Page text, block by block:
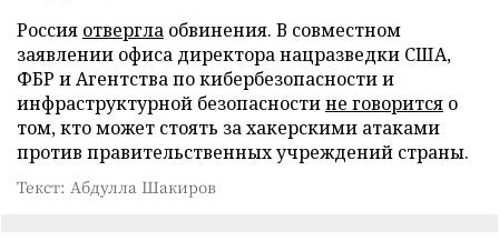
Россия отвергла обвинения. В совместном
заявлении офиса директора нацразведки США,
ФБР и Агентства по кибербезопасности и
инфраструктурной безопасностине говорится о
том, кто может стоять за хакерскими атаками
против правительственных учреждений страны.
Текст: Абдулла Шакиров